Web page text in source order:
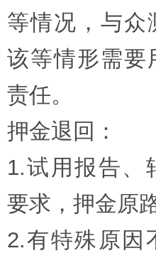
等情况，与众
该等情形需要
责任。
押金退回：
1.试用报告、
要求，押金原
2.有特殊原因